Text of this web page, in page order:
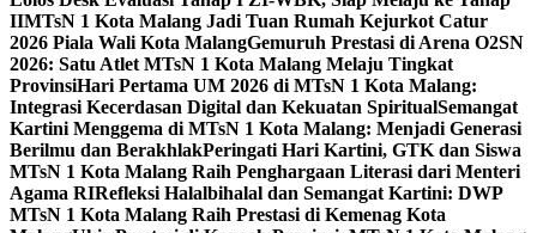
IIMTsN 1 Kota Malang Jadi Tuan Rumah Kejurkot Catur
2026 Piala Wali Kota MalangGemuruh Prestasi di Arena O2SN
2026: Satu Atlet MTsN 1 Kota Malang Melaju Tingkat
ProvinsiHari Pertama UM 2026 di MTsN 1 Kota Malang:
Integrasi Kecerdasan Digital dan Kekuatan SpiritualSemangat
Kartini Menggema di MTsN 1 Kota Malang: Menjadi Generasi
Berilmu dan BerakhlakPeringati Hari Kartini, GTK dan Siswa
MTsN 1 Kota Malang Raih Penghargaan Literasi dari Menteri
Agama RIRefleksi Halalbihalal dan Semangat Kartini: DWP
MTsN 1 Kota Malang Raih Prestasi di Kemenag Kota